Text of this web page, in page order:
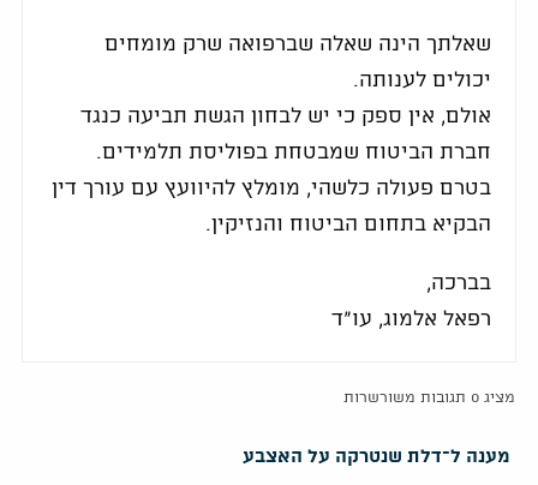
שאלתך הינה שאלה שברפואה שרק מומחים
יכולים לענותה.
אולם, אין ספק כי יש לבחון הגשת תביעה כנגד
חברת הביטוח שמבטחת בפוליסת תלמידים.
בטרם פעולה כלשהי, מומלץ להיוועץ עם עורך דין
הבקיא בתחום הביטוח והנזיקין.
בברכה,
רפאל אלמוג, עו"ד
מציג 0 תגובות משורשרות
מענה ל־דלת שנטרקה על האצבע